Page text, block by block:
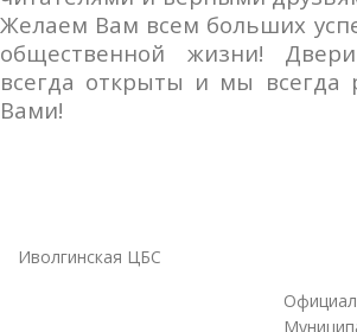
Желаем Вам всем больших
общественной жизни!
всегда открыты и мы всегда
Вами!
Иволгинская ЦБС